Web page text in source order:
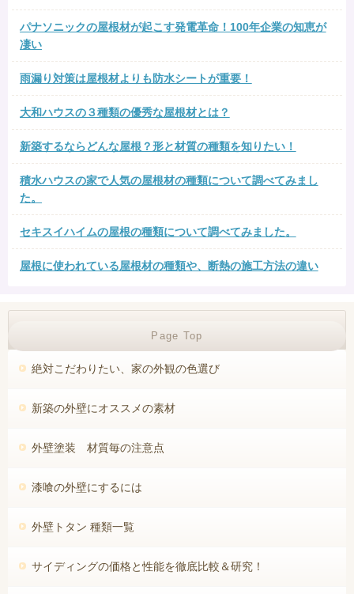
パナソニックの屋根材が起こす発電革命！100年企業の知恵が
凄い
雨漏り対策は屋根材よりも防水シートが重要！
大和ハウスの３種類の優秀な屋根材とは？
新築するならどんな屋根？形と材質の種類を知りたい！
積水ハウスの家で人気の屋根材の種類について調べてみまし
た。
セキスイハイムの屋根の種類について調べてみました。
屋根に使われている屋根材の種類や、断熱の施工方法の違い
Page Top
失敗しない新築外壁選び！
絶対こだわりたい、家の外観の色選び
新築の外壁にオススメの素材
外壁塗装 材質毎の注意点
漆喰の外壁にするには
外壁トタン 種類一覧
サイディングの価格と性能を徹底比較＆研究！